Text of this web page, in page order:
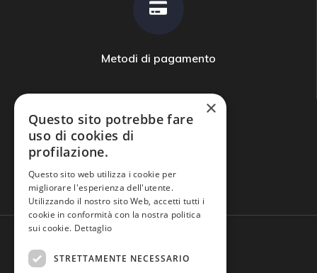
Metodi di pagamento
Domande frequenti
×
Questo sito potrebbe fare
uso di cookies di
profilazione.
Questo sito web utilizza i cookie per
migliorare l'esperienza dell'utente.
Utilizzando il nostro sito Web, accetti tutti i
cookie in conformità con la nostra politica
sui cookie. Dettaglio
STRETTAMENTE NECESSARIO